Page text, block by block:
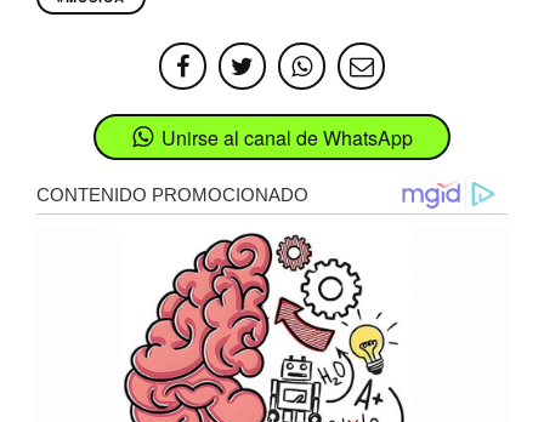
Unirse al canal de WhatsApp